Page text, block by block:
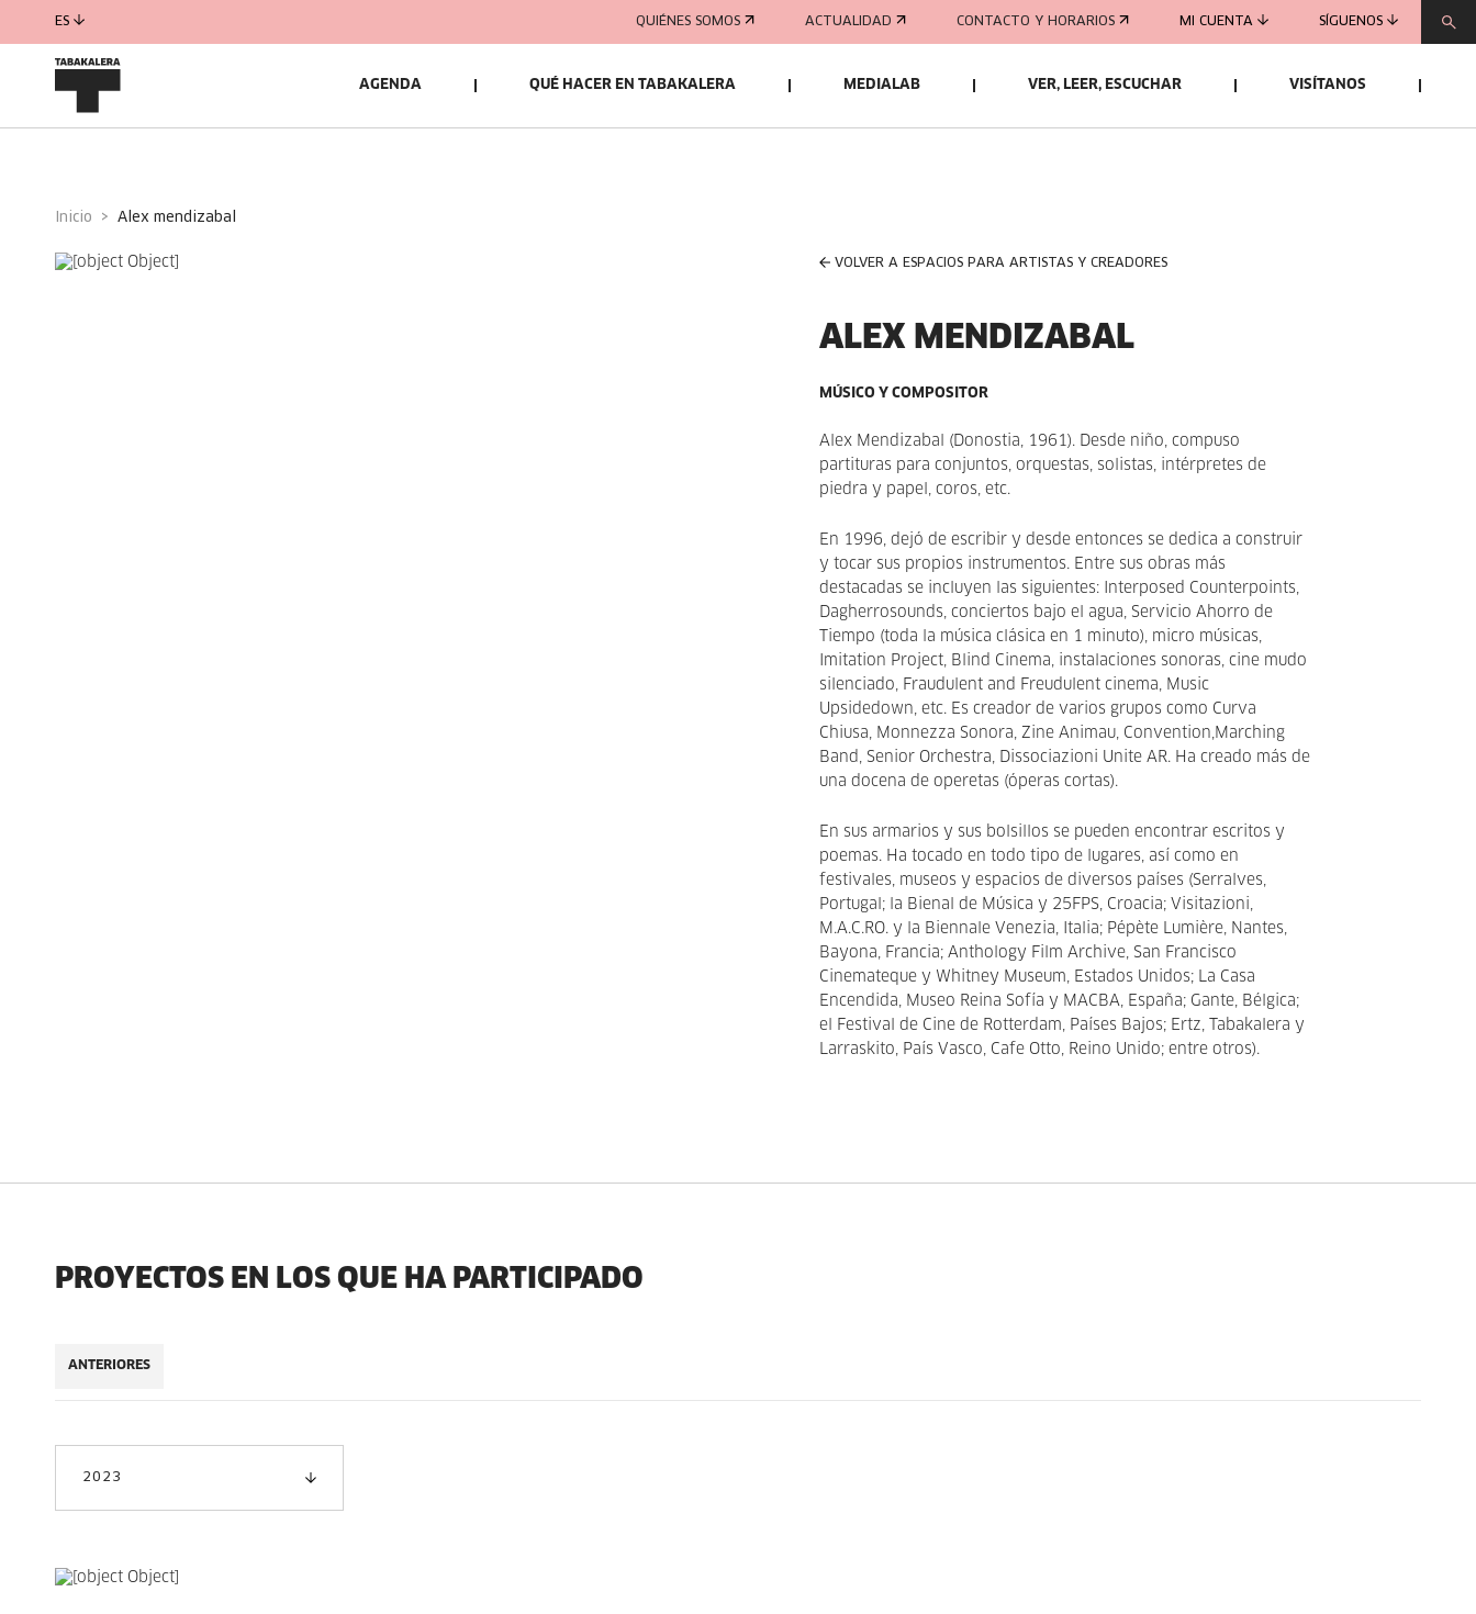
ES QUIÉNES SOMOS ACTUALIDAD CONTACTO Y HORARIOS MI CUENTA SÍGUENOS
AGENDA QUÉ HACER EN TABAKALERA MEDIALAB VER, LEER, ESCUCHAR VISÍTANOS
Inicio alex mendizabal
VOLVER A ESPACIOS PARA ARTISTAS Y CREADORES
ALEX MENDIZABAL
MÚSICO Y COMPOSITOR
Alex Mendizabal (Donostia, 1961). Desde niño, compuso
partituras para conjuntos, orquestas, solistas, intérpretes de
piedra y papel, coros, etc.
En 1996, dejó de escribir y desde entonces se dedica a construir
y tocar sus propios instrumentos. Entre sus obras más
destacadas se incluyen las siguientes: Interposed Counterpoints,
Dagherrosounds, conciertos bajo el agua, Servicio Ahorro de
Tiempo (toda la música clásica en 1 minuto), micro músicas,
Imitation Project, Blind Cinema, instalaciones sonoras, cine mudo
silenciado, Fraudulent and Freudulent cinema, Music
Upsidedown, etc. Es creador de varios grupos como Curva
Chiusa, Monnezza Sonora, Zine Animau, Convention,Marching
Band, Senior Orchestra, Dissociazioni Unite AR. Ha creado más de
una docena de operetas (óperas cortas).
En sus armarios y sus bolsillos se pueden encontrar escritos y
poemas. Ha tocado en todo tipo de lugares, así como en
festivales, museos y espacios de diversos países (Serralves,
Portugal; la Bienal de Música y 25FPS, Croacia; Visitazioni,
M.A.C.RO. y la Biennale Venezia, Italia; Pépète Lumière, Nantes,
Bayona, Francia; Anthology Film Archive, San Francisco
Cinemateque y Whitney Museum, Estados Unidos; La Casa
Encendida, Museo Reina Sofía y MACBA, España; Gante, Bélgica;
el Festival de Cine de Rotterdam, Países Bajos; Ertz, Tabakalera y
Larraskito, País Vasco, Cafe Otto, Reino Unido; entre otros).
PROYECTOS EN LOS QUE HA PARTICIPADO
ANTERIORES
2023